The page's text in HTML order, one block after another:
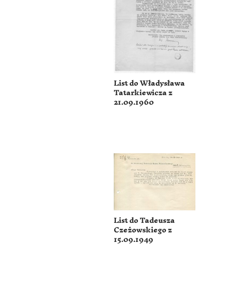
List do Władysława
Tatarkiewicza z
21.09.1960
List do Tadeusza
Czeżowskiego z
15.09.1949